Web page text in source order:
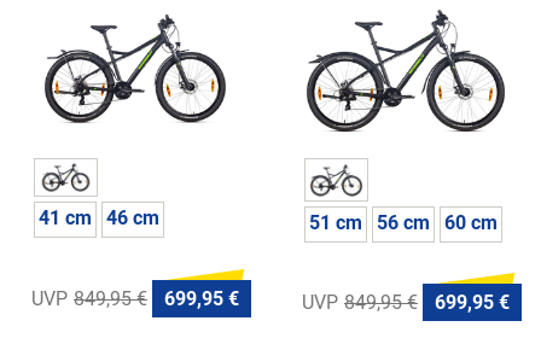
41 cm 46 cm
849,95 € 699,95 €
51 cm 56 cm 60 cm
849,95 € 699,95 €